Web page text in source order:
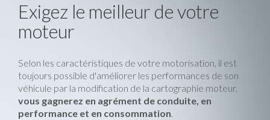
Exigez le meilleur de votre
moteur
Selon les caractéristiques de votre motorisation, il est
toujours possible d'améliorer les performances de son
véhicule par la modification de la cartographie moteur,
vous gagnerez en agrément de conduite, en
performance et en consommation.